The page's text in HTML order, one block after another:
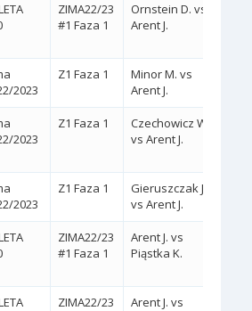
ZIMA22/23
#1 Faza 1
Ornstein D. vs
Arent J.
2023
Z1 Faza 1
Minor M. vs
Arent J.
2023
Z1 Faza 1
Czechowicz W.
vs Arent J.
2023
Z1 Faza 1
Gieruszczak J.
vs Arent J.
ZIMA22/23
#1 Faza 1
Arent J. vs
Piąstka K.
ZIMA22/23
Arent J. vs